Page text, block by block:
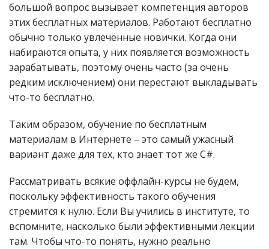
большой вопрос вызывает компетенция авторов
этих бесплатных материалов. Работают бесплатно
обычно только увлечённые новички. Когда они
набираются опыта, у них появляется возможность
зарабатывать, поэтому очень часто (за очень
редким исключением) они перестают выкладывать
что-то бесплатно.
Таким образом, обучение по бесплатным
материалам в Интернете – это самый ужасный
вариант даже для тех, кто знает тот же C#.
Рассматривать всякие оффлайн-курсы не будем,
поскольку эффективность такого обучения
стремится к нулю. Если Вы учились в институте, то
вспомните, насколько были эффективными лекции
там. Чтобы что-то понять, нужно реально